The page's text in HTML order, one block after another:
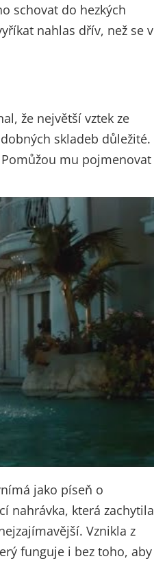
schovat do hezkých
nahlas dřív, než se v
že největší vztek ze
skladeb důležité.
mu pojmenovat
jako píseň o
nahrávka, která zachytila
Vznikla z
funguje i bez toho, aby